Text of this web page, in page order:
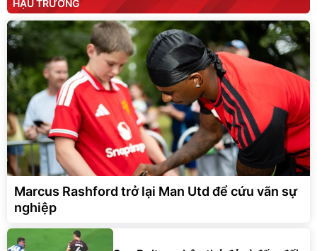
HẬU TRƯỜNG
Marcus Rashford trở lại Man Utd để cứu vãn sự
nghiệp